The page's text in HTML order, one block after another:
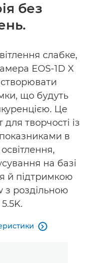
без
слабке,
EOS-1D X
що будуть
Це
творчості із
в
на базі
й підтримкою
з роздільною
